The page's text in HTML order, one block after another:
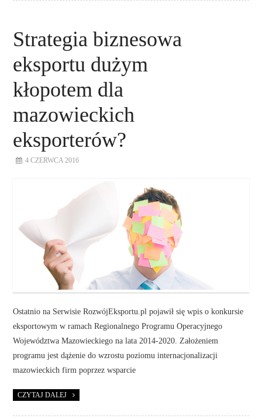
Strategia biznesowa
eksportu dużym
kłopotem dla
mazowieckich
eksporterów?
4 CZERWCA 2016
Ostatnio na Serwisie RozwójEksportu.pl pojawił się wpis o konkursie
eksportowym w ramach Regionalnego Programu Operacyjnego
Województwa Mazowieckiego na lata 2014-2020. Założeniem
programu jest dążenie do wzrostu poziomu internacjonalizacji
mazowieckich firm poprzez wsparcie
CZYTAJ DALEJ